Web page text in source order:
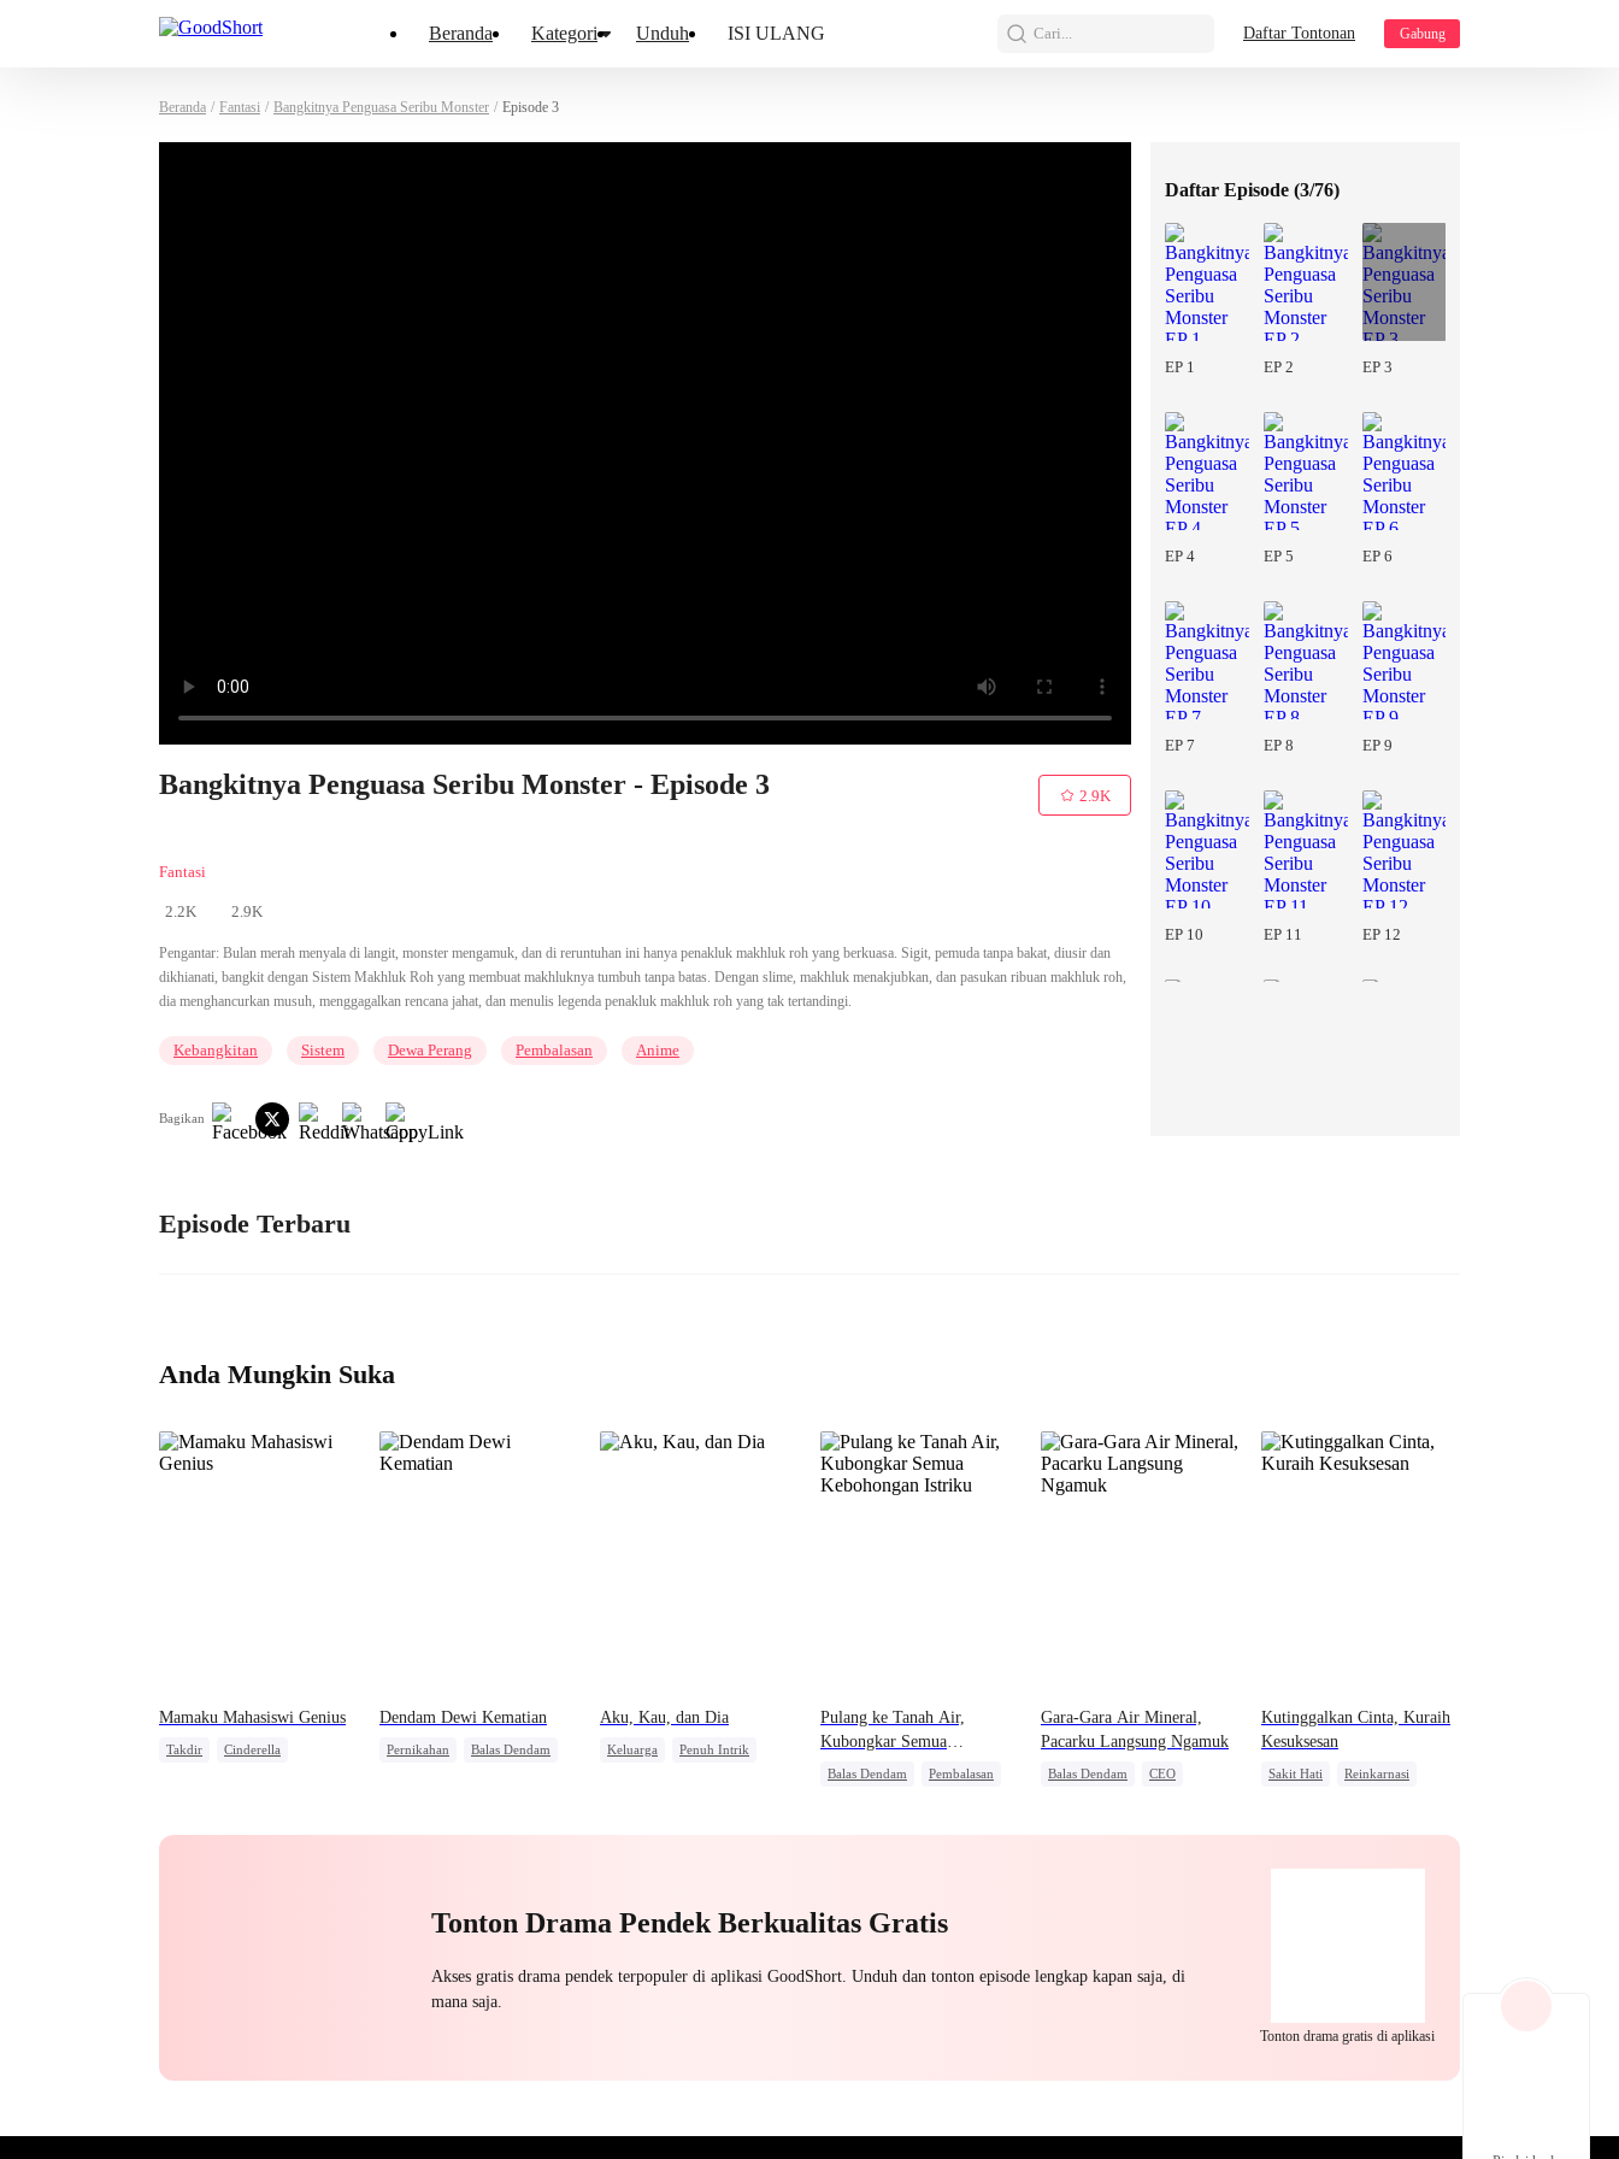
Beranda Kategori Unduh ISI ULANG Cari... Daftar Tontonan Gabung
Beranda / Fantasi / Bangkitnya Penguasa Seribu Monster / Episode 3
Bangkitnya Penguasa Seribu Monster - Episode 3
Fantasi
2.2K 2.9K
2.9K
Pengantar: Bulan merah menyala di langit, monster mengamuk, dan di reruntuhan ini hanya penakluk makhluk roh yang berkuasa. Sigit, pemuda tanpa bakat, diusir dan
dikhianati, bangkit dengan Sistem Makhluk Roh yang membuat makhluknya tumbuh tanpa batas. Dengan slime, makhluk menakjubkan, dan pasukan ribuan makhluk roh,
dia menghancurkan musuh, menggagalkan rencana jahat, dan menulis legenda penakluk makhluk roh yang tak tertandingi.
Kebangkitan Sistem Dewa Perang Pembalasan Anime
Bagikan
Daftar Episode (3/76)
EP 1 EP 2 EP 3
EP 4 EP 5 EP 6
EP 7 EP 8 EP 9
EP 10 EP 11 EP 12
Episode Terbaru
Anda Mungkin Suka
Mamaku Mahasiswi Genius
Takdir
Cinderella
Dendam Dewi Kematian
Pernikahan
Balas Dendam
Aku, Kau, dan Dia
Keluarga
Penuh Intrik
Pulang ke Tanah Air,
Kubongkar Semua
Kebohongan Istriku
Balas Dendam
Pembalasan
Gara-Gara Air Mineral,
Pacarku Langsung Ngamuk
Balas Dendam
CEO
Kutinggalkan Cinta, Kuraih
Kesuksesan
Sakit Hati
Reinkarnasi
Tonton Drama Pendek Berkualitas Gratis
Akses gratis drama pendek terpopuler di aplikasi GoodShort. Unduh dan tonton episode lengkap kapan saja, di
mana saja.
Tonton drama gratis di aplikasi